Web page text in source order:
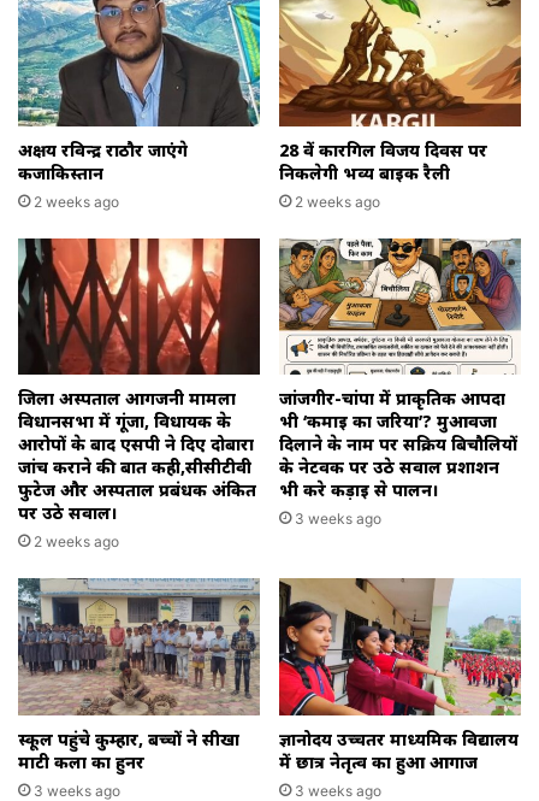
अक्षय रविन्द्र राठौर जाएंगे
कजाकिस्तान
2 weeks ago
28 वें कारगिल विजय दिवस पर
निकलेगी भव्य बाइक रैली
2 weeks ago
जिला अस्पताल आगजनी मामला
विधानसभा में गूंजा, विधायक के
आरोपों के बाद एसपी ने दिए दोबारा
जांच कराने की बात कही,सीसीटीवी
फुटेज और अस्पताल प्रबंधक अंकित
पर उठे सवाल।
2 weeks ago
जांजगीर-चांपा में प्राकृतिक आपदा
भी ‘कमाई का जरिया’? मुआवजा
दिलाने के नाम पर सक्रिय बिचौलियों
के नेटवर्क पर उठे सवाल प्रशाशन
भी करे कड़ाई से पालन।
3 weeks ago
स्कूल पहुंचे कुम्हार, बच्चों ने सीखा
माटी कला का हुनर
3 weeks ago
ज्ञानोदय उच्चतर माध्यमिक विद्यालय
में छात्र नेतृत्व का हुआ आगाज
3 weeks ago